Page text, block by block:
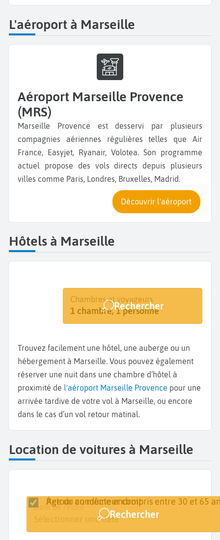
L'aéroport à Marseille
Aéroport Marseille Provence
(MRS)
Marseille Provence est desservi par plusieurs
compagnies aériennes régulières telles que Air
France, Easyjet, Ryanair, Volotea. Son programme
actuel propose des vols directs depuis plusieurs
villes comme Paris, Londres, Bruxelles, Madrid.
Découvrir l'aéroport
Hôtels à Marseille
Destination
Marseille
Dates
Dates de votre séjour
Chambres et voyageurs
1 chambre, 1 personne
Rechercher
Trouvez facilement une hôtel, une auberge ou un
hébergement à Marseille. Vous pouvez également
réserver une nuit dans une chambre d’hôtel à
proximité de l'aéroport Marseille Provence pour une
arrivée tardive de votre vol à Marseille, ou encore
dans le cas d’un vol retour matinal.
Location de voitures à Marseille
Lieu de retrait
Date de retrait
Sélectionner une date
Date de retour
Sélectionner une date
Retour au même endroit
Âge du conducteur compris entre 30 et 65
Rechercher